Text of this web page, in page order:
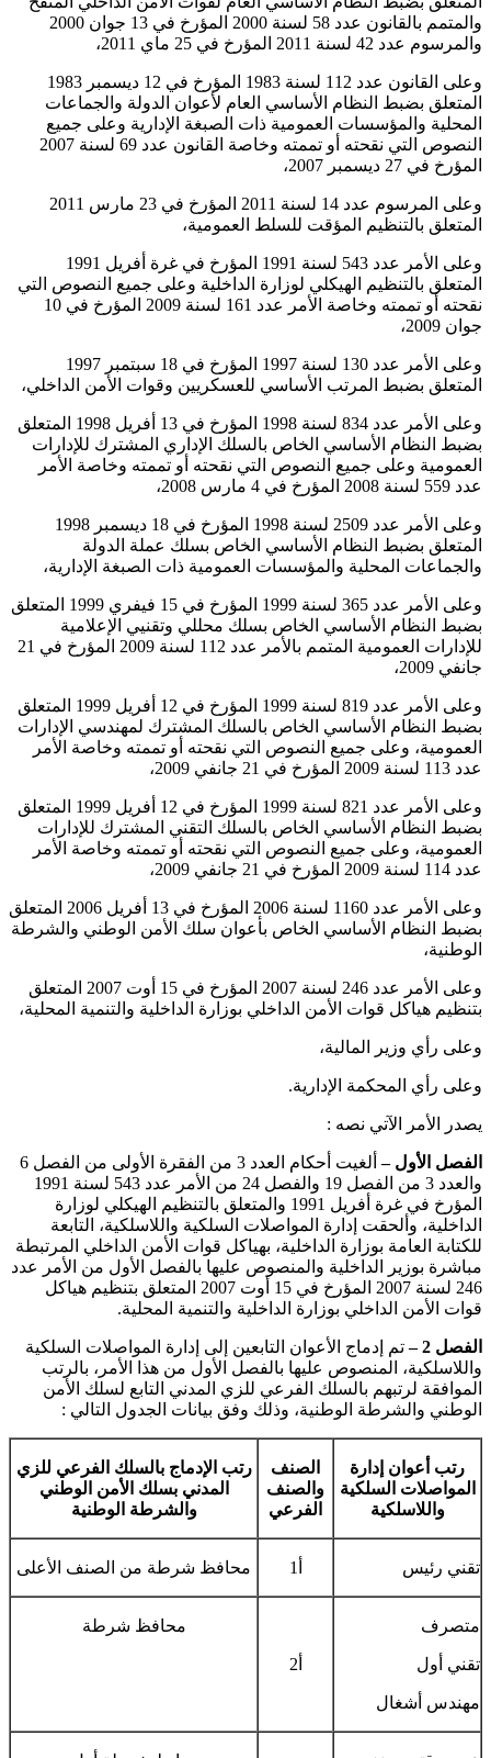
والمتمم بالقانون عدد 58 لسنة 2000 المؤرخ في 13 جوان 2000
والمرسوم عدد 42 لسنة 2011 المؤرخ في 25 ماي 2011،
وعلى القانون عدد 112 لسنة 1983 المؤرخ في 12 ديسمبر 1983
المتعلق بضبط النظام الأساسي العام لأعوان الدولة والجماعات
المحلية والمؤسسات العمومية ذات الصبغة الإدارية وعلى جميع
النصوص التي نقحته أو تممته وخاصة القانون عدد 69 لسنة 2007
المؤرخ في 27 ديسمبر 2007،
وعلى المرسوم عدد 14 لسنة 2011 المؤرخ في 23 مارس 2011
المتعلق بالتنظيم المؤقت للسلط العمومية،
وعلى الأمر عدد 543 لسنة 1991 المؤرخ في غرة أفريل 1991
المتعلق بالتنظيم الهيكلي لوزارة الداخلية وعلى جميع النصوص التي
نقحته أو تممته وخاصة الأمر عدد 161 لسنة 2009 المؤرخ في 10
جوان 2009،
وعلى الأمر عدد 130 لسنة 1997 المؤرخ في 18 سبتمبر 1997
المتعلق بضبط المرتب الأساسي للعسكريين وقوات الأمن الداخلي،
وعلى الأمر عدد 834 لسنة 1998 المؤرخ في 13 أفريل 1998 المتعلق
بضبط النظام الأساسي الخاص بالسلك الإداري المشترك للإدارات
العمومية وعلى جميع النصوص التي نقحته أو تممته وخاصة الأمر
عدد 559 لسنة 2008 المؤرخ في 4 مارس 2008،
وعلى الأمر عدد 2509 لسنة 1998 المؤرخ في 18 ديسمبر 1998
المتعلق بضبط النظام الأساسي الخاص بسلك عملة الدولة
والجماعات المحلية والمؤسسات العمومية ذات الصبغة الإدارية،
وعلى الأمر عدد 365 لسنة 1999 المؤرخ في 15 فيفري 1999 المتعلق
بضبط النظام الأساسي الخاص بسلك محللي وتقنيي الإعلامية
للإدارات العمومية المتمم بالأمر عدد 112 لسنة 2009 المؤرخ في 21
جانفي 2009،
وعلى الأمر عدد 819 لسنة 1999 المؤرخ في 12 أفريل 1999 المتعلق
بضبط النظام الأساسي الخاص بالسلك المشترك لمهندسي الإدارات
العمومية، وعلى جميع النصوص التي نقحته أو تممته وخاصة الأمر
عدد 113 لسنة 2009 المؤرخ في 21 جانفي 2009،
وعلى الأمر عدد 821 لسنة 1999 المؤرخ في 12 أفريل 1999 المتعلق
بضبط النظام الأساسي الخاص بالسلك التقني المشترك للإدارات
العمومية، وعلى جميع النصوص التي نقحته أو تممته وخاصة الأمر
عدد 114 لسنة 2009 المؤرخ في 21 جانفي 2009،
وعلى الأمر عدد 1160 لسنة 2006 المؤرخ في 13 أفريل 2006 المتعلق
بضبط النظام الأساسي الخاص بأعوان سلك الأمن الوطني والشرطة
الوطنية،
وعلى الأمر عدد 246 لسنة 2007 المؤرخ في 15 أوت 2007 المتعلق
بتنظيم هياكل قوات الأمن الداخلي بوزارة الداخلية والتنمية المحلية،
وعلى رأي وزير المالية،
وعلى رأي المحكمة الإدارية.
يصدر الأمر الآتي نصه :
الفصل الأول –
ألغيت أحكام العدد 3 من الفقرة الأولى من الفصل 6
والعدد 3 من الفصل 19 والفصل 24 من الأمر عدد 543 لسنة 1991
المؤرخ في غرة أفريل 1991 والمتعلق بالتنظيم الهيكلي لوزارة
الداخلية، وألحقت إدارة المواصلات السلكية واللاسلكية، التابعة
للكتابة العامة بوزارة الداخلية، بهياكل قوات الأمن الداخلي المرتبطة
مباشرة بوزير الداخلية والمنصوص عليها بالفصل الأول من الأمر عدد
246 لسنة 2007 المؤرخ في 15 أوت 2007 المتعلق بتنظيم هياكل
قوات الأمن الداخلي بوزارة الداخلية والتنمية المحلية.
الفصل 2 –
تم إدماج الأعوان التابعين إلى إدارة المواصلات السلكية
واللاسلكية، المنصوص عليها بالفصل الأول من هذا الأمر، بالرتب
الموافقة لرتبهم بالسلك الفرعي للزي المدني التابع لسلك الأمن
الوطني والشرطة الوطنية، وذلك وفق بيانات الجدول التالي :
رتب أعوان إدارة
المواصلات السلكية
واللاسلكية
الصنف
والصنف
الفرعي
رتب الإدماج بالسلك الفرعي للزي
المدني بسلك الأمن الوطني
والشرطة الوطنية
تقني رئيس محافظ شرطة من الصنف الأعلى
متصرف
تقني أول
مهندس أشغال
محافظ شرطة